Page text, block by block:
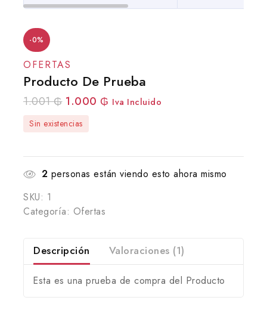
-0%
OFERTAS
Producto De Prueba
1.001₲ 1.000 ₲ Iva Incluido
Sin existencias
2 personas están viendo esto ahora mismo
SKU: 1
Categoría: Ofertas
Descripción Valoraciones (1)
Esta es una prueba de compra del Producto